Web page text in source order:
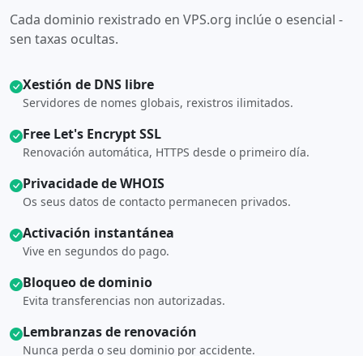
Cada dominio rexistrado en VPS.org inclúe o esencial -
sen taxas ocultas.
Xestión de DNS libre
Servidores de nomes globais, rexistros ilimitados.
Free Let's Encrypt SSL
Renovación automática, HTTPS desde o primeiro día.
Privacidade de WHOIS
Os seus datos de contacto permanecen privados.
Activación instantánea
Vive en segundos do pago.
Bloqueo de dominio
Evita transferencias non autorizadas.
Lembranzas de renovación
Nunca perda o seu dominio por accidente.